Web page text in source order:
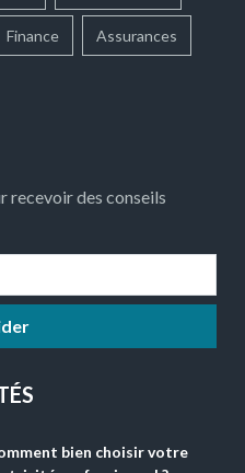
Finance Assurances
recevoir des conseils
bien choisir votre